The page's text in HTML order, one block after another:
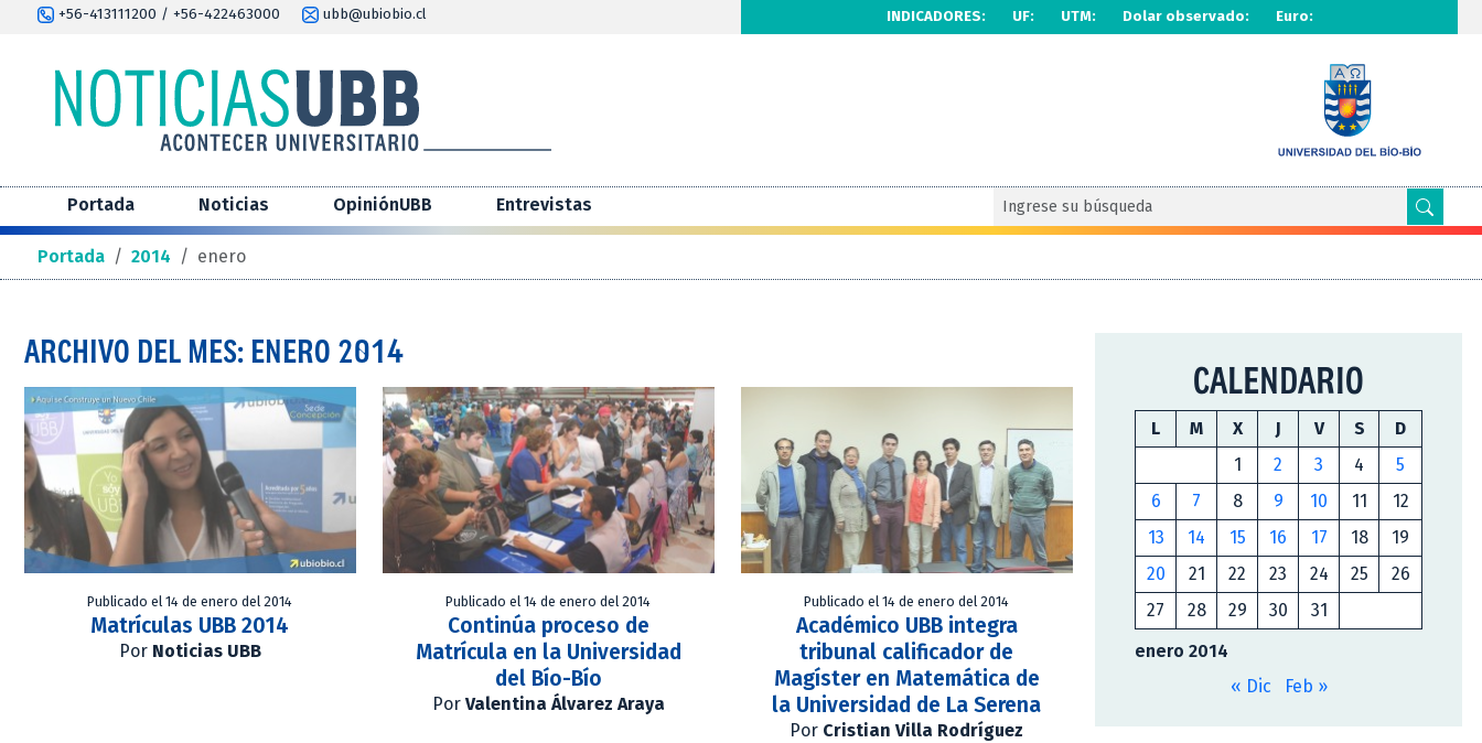
+56-413111200 / +56-422463000 ubb@ubiobio.cl INDICADORES: UF: UTM: Dolar observado: Euro:
Portada Noticias OpiniónUBB Entrevistas
Portada / 2014 / enero
ARCHIVO DEL MES: ENERO 2014
Publicado el 14 de enero del 2014
Matrículas UBB 2014
Por Noticias UBB
Publicado el 14 de enero del 2014
Continúa proceso de
Matrícula en la Universidad
del Bío-Bío
Por Valentina Álvarez Araya
Publicado el 14 de enero del 2014
Académico UBB integra
tribunal calificador de
Magíster en Matemática de
la Universidad de La Serena
Por Cristian Villa Rodríguez
CALENDARIO
enero 2014
L M X J V S
D
1
2 3 4
5
6
7 8 9 10 11
12
13
14 15 16 17 18
19
20
21 22 23 24 25
26
27
28 29 30 31
« Dic Feb »